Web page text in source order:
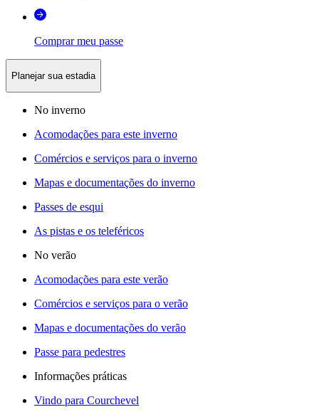
Comprar meu passe
Planejar sua estadia
No inverno
Acomodações para este inverno
Comércios e serviços para o inverno
Mapas e documentações do inverno
Passes de esqui
As pistas e os teleféricos
No verão
Acomodações para este verão
Comércios e serviços para o verão
Mapas e documentações do verão
Passe para pedestres
Informações práticas
Vindo para Courchevel